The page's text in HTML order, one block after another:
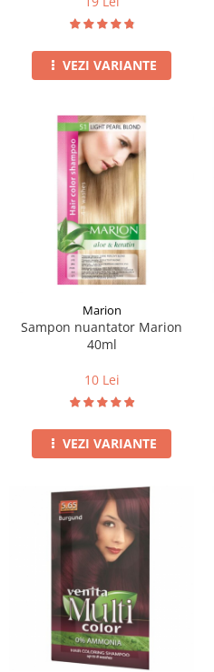
VEZI VARIANTE
Marion
Sampon nuantator Marion
40ml
10 Lei
VEZI VARIANTE